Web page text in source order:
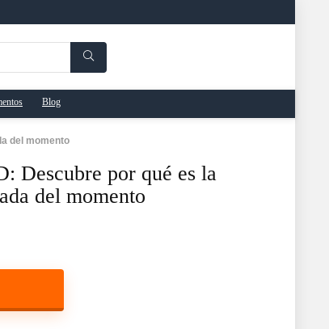
Blog
del momento
Descubre por qué es la
del momento